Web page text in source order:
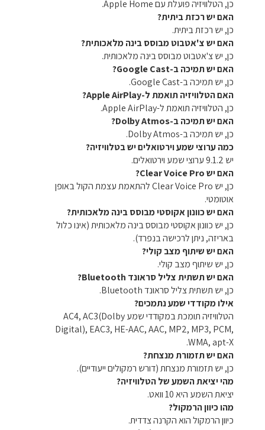
כן, הטלוויזיה פועלת עם Apple Home.
האם יש רכזת ביתית?
כן, יש רכזת ביתית.
האם יש צ'אטבוט מבוסס בינה מלאכותית?
כן, יש צ'אטבוט מבוסס בינה מלאכותית.
האם יש תמיכה ב-Google Cast?
כן, יש תמיכה ב-Google Cast.
האם הטלוויזיה תואמת ל-Apple AirPlay?
כן, הטלוויזיה תואמת ל-Apple AirPlay.
האם יש תמיכה ב-Dolby Atmos?
כן, יש תמיכה ב-Dolby Atmos.
כמה ערוצי שמע וירטואלים יש בטלוויזיה?
יש 9.1.2 ערוצי שמע וירטואלים.
האם יש Clear Voice Pro?
כן, יש Clear Voice Pro להתאמת עצמת הקול באופן
אוטומטי.
האם יש כוונון אקוסטי מבוסס בינה מלאכותית?
כן, יש כוונון אקוסטי מבוסס בינה מלאכותית (אינו כלול
באריזה, ניתן לרכישה בנפרד).
האם יש שיתוף מצב קולי?
כן, יש שיתוף מצב קולי.
האם יש תשתית צליל סראונד Bluetooth?
כן, יש תשתית צליל סראונד Bluetooth.
אילו מקודדי שמע נתמכים?
הטלוויזיה תומכת במקודדי שמע AC4, AC3(Dolby
Digital), EAC3, HE-AAC, AAC, MP2, MP3, PCM,
WMA, apt-X.
האם יש תזמורת מנצחת?
כן, יש תזמורת מנצחת (דורש רמקולים ייעודיים).
מהי יציאת השמע של הטלוויזיה?
יציאת השמע היא 10 וואט.
מהו כיוון הרמקול?
כיוון הרמקול הוא הקרנה צדדית.